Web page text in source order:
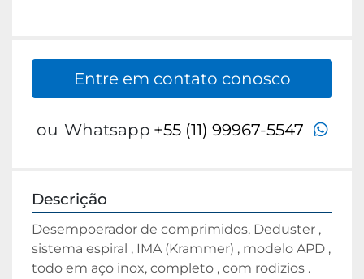
Entre em contato conosco
ou Whatsapp +55 (11) 99967-5547
Descrição
Desempoerador de comprimidos, Deduster ,
sistema espiral , IMA (Krammer) , modelo APD ,
todo em aço inox, completo , com rodizios .